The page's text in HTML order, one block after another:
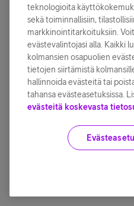
teknologioita
sekä toiminnallisiin,
markkinointitarkoituksiin.
evästevalintojasi alla. Kaikki
kolmansien osapuolien
tietojen siirtämistä
hallinnoida evästeitä tai
tahansa evästeasetuksissa.
evästeitä koskevasta